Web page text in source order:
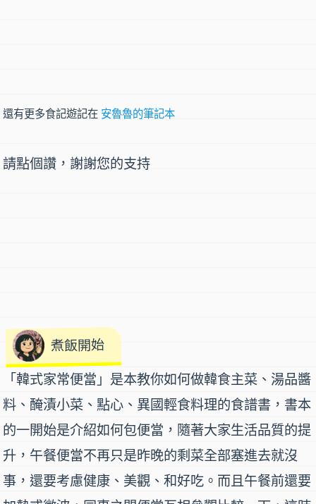
還有更多食記遊記在 安魯魯的筆記本
請點個讚，謝謝您的支持
煮飯開始
「韓式家常便當」 是本教你如何做韓食主菜、湯品醬
料、醃漬小菜、點心、異國輕食料理的食譜書 ，書本
的一開始是介紹如何包便當，隨著大家生活品質的提
升，午餐便當不再只是昨晚的剩菜全部塞進去就沒
事，還要考慮健康、美觀、和好吃。而且午餐前還要